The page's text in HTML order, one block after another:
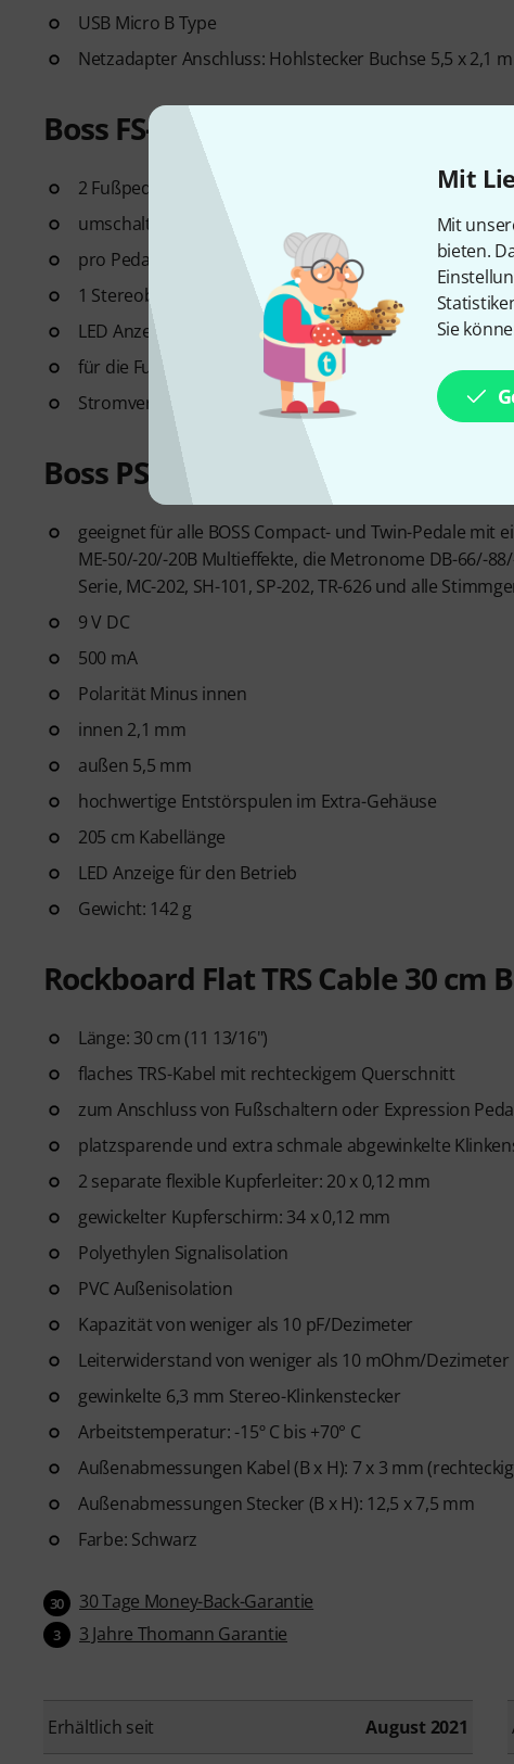
Mit
Mit
bieten.
Sie
USB Micro B Type
Netzadapter Anschluss: Hohlstecker Buchse 5,5 x 2,1
Boss FS-7 Fußschalter
2 Fußpedale in einem Gehäuse
umschaltbar in der Polarität und der Funktion
pro Pedal 1 Monoklinkenbuchse
1 Stereobuchse für beide Pedale
LED Anzeige bei Schalterfunktion
für die Fußtaster-Funktion keine Stromversorgung
Stromversorgung über 9 V-Adapter möglich
Boss PSA 230S Power Supply
geeignet für alle BOSS Compact- und Twin-Pedale
ME-50/-20/-20B Multieffekte, die Metronome DB-66/-
Serie, MC-202, SH-101, SP-202, TR-626 und alle
9 V DC
500 mA
Polarität Minus innen
innen 2,1 mm
außen 5,5 mm
hochwertige Entstörspulen im Extra-Gehäuse
205 cm Kabellänge
LED Anzeige für den Betrieb
Gewicht: 142 g
Rockboard Flat TRS Cable 30 cm
Länge: 30 cm (11 13/16")
flaches TRS-Kabel mit rechteckigem Querschnitt
zum Anschluss von Fußschaltern oder Expression
platzsparende und extra schmale abgewinkelte
2 separate flexible Kupferleiter: 20 x 0,12 mm
gewickelter Kupferschirm: 34 x 0,12 mm
Polyethylen Signalisolation
PVC Außenisolation
Kapazität von weniger als 10 pF/Dezimeter
Leiterwiderstand von weniger als 10 mOhm/Dezimeter
gewinkelte 6,3 mm Stereo-Klinkenstecker
Arbeitstemperatur: -15º C bis +70° C
Außenabmessungen Kabel (B x H): 7 x 3 mm
Außenabmessungen Stecker (B x H): 12,5 x 7,5 mm
Farbe: Schwarz
30 30 Tage Money-Back-Garantie
3 3 Jahre Thomann Garantie
Erhältlich seit August 2021